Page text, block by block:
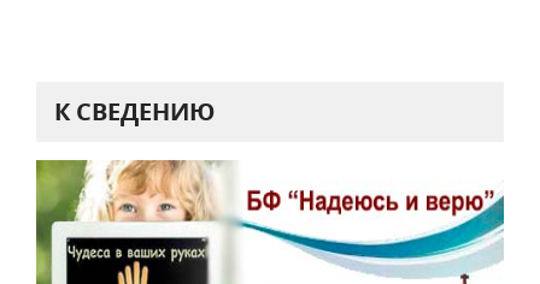
К СВЕДЕНИЮ